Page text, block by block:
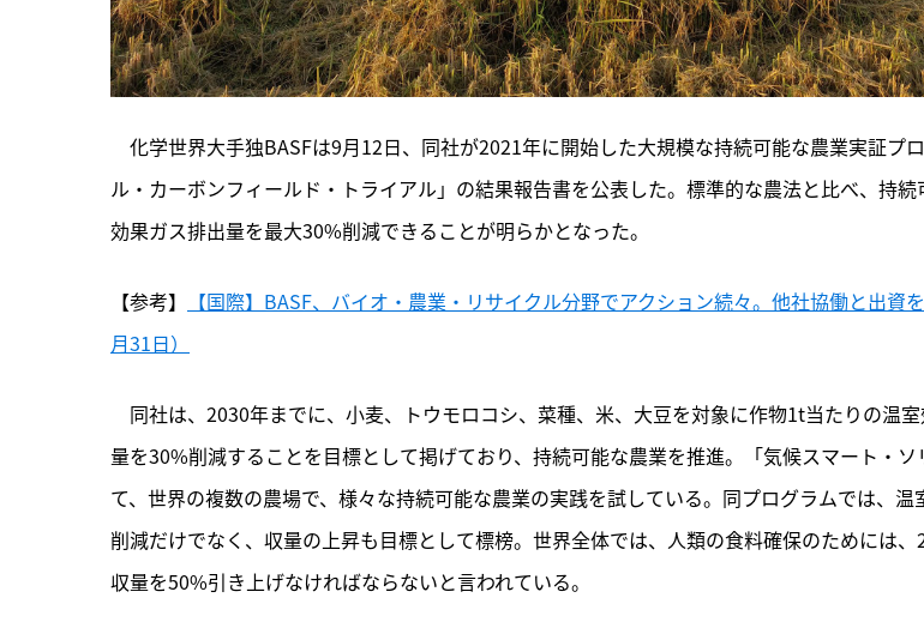
化学世界大手独BASFは9月12日、同社が2021年に開始した大規模な持続可能な農業実証プ
ル・カーボンフィールド・トライアル」の結果報告書を公表した。標準的な農法と比べ、持
効果ガス排出量を最大30%削減できることが明らかとなった。
【参考】
【国際】BASF、バイオ・農業・リサイクル分野でアクション続々。他社協働と出資
月31日）
同社は、 2030年までに、小麦、トウモロコシ、菜種、米、大豆を対象に作物1t当たりの温
量を30%削減することを目標として掲げており、持続可能な農業を推進。「気候スマート・
て、世界の複数の農場で、様々な持続可能な農業の実践を試している。同プログラムでは、温
削減だけでなく、収量の上昇も目標として標榜。世界全体では、人類の食料確保のためには
収量を50%引き上げなければならないと言われている。